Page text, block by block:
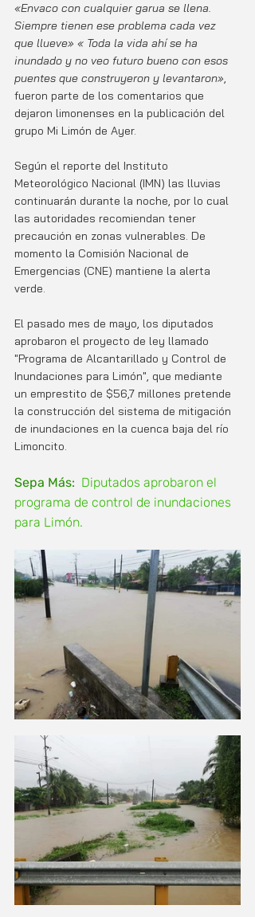
«Envaco con cualquier garua se llena.
Siempre tienen ese problema cada vez
que llueve» « Toda la vida ahí se ha
inundado y no veo futuro bueno con esos
puentes que construyeron y levantaron»,
fueron parte de los comentarios que
dejaron limonenses en la publicación del
grupo Mi Limón de Ayer.
Según el reporte del Instituto
Meteorológico Nacional (IMN) las lluvias
continuarán durante la noche, por lo cual
las autoridades recomiendan tener
precaución en zonas vulnerables. De
momento la Comisión Nacional de
Emergencias (CNE) mantiene la alerta
verde.
El pasado mes de mayo, los diputados
aprobaron el proyecto de ley llamado
"Programa de Alcantarillado y Control de
Inundaciones para Limón", que mediante
un emprestito de $56,7 millones pretende
la construcción del sistema de mitigación
de inundaciones en la cuenca baja del río
Limoncito.
Sepa Más: Diputados aprobaron el
programa de control de inundaciones
para Limón.